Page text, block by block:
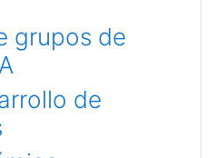
grupos de
de